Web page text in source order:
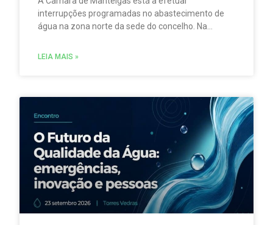
interrupções programadas no abastecimento de
água na zona norte da sede do concelho. Na
que abastecem um dos reservatórios que servem
LEIA MAIS »